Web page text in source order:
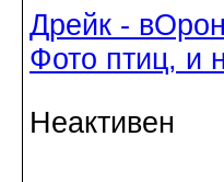
Дрейк -
Фото птиц, и
Неактивен